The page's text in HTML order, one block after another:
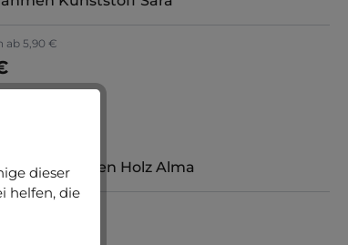
ab 5,90 €
Bilderrahmen Holz Alma
dieser
helfen, die